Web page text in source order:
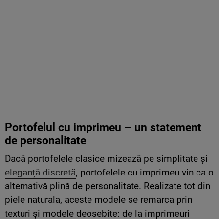
Portofelul cu imprimeu – un statement
de personalitate
Dacă portofelele clasice mizează pe simplitate și
eleganță discretă, portofelele cu imprimeu vin ca o
alternativă plină de personalitate. Realizate tot din
piele naturală, aceste modele se remarcă prin
texturi și modele deosebite: de la imprimeuri